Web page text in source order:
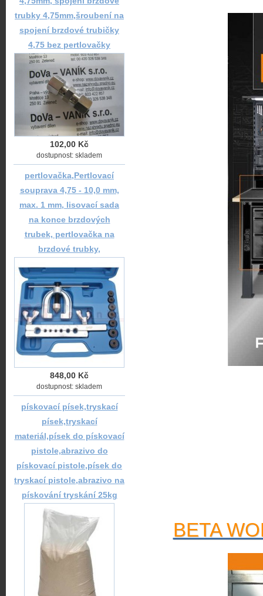
BETA
trubky 4,75mm,šroubení na
spojení brzdové trubičky
4,75 bez pertlovačky
102,00 Kč
dostupnost: skladem
pertlovačka,Pertlovací
souprava 4,75 - 10,0 mm,
max. 1 mm, lisovací sada
na konce brzdových
trubek, pertlovačka na
brzdové trubky,
848,00 Kč
dostupnost: skladem
pískovací písek,tryskací
písek,tryskací
materiál,písek do pískovací
pistole,abrazivo do
pískovací pistole,písek do
tryskací pistole,abrazivo na
pískování tryskání 25kg